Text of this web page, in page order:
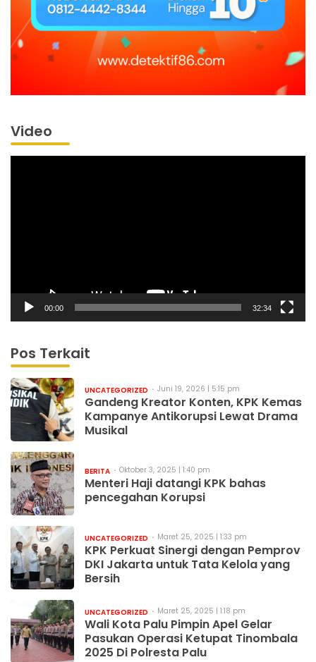
Video
00:00 32:34
Pos Terkait
UNCATEGORIZED Juni 19, 2026 | 5:15 pm
Gandeng Kreator Konten, KPK Kemas
Kampanye Antikorupsi Lewat Drama
Musikal
BERITA Oktober 3, 2025 | 1:40 pm
Menteri Haji datangi KPK bahas
pencegahan Korupsi
UNCATEGORIZED Maret 25, 2025 | 1:33 pm
KPK Perkuat Sinergi dengan Pemprov
DKI Jakarta untuk Tata Kelola yang
Bersih
UNCATEGORIZED Maret 25, 2025 | 1:18 pm
Wali Kota Palu Pimpin Apel Gelar
Pasukan Operasi Ketupat Tinombala
2025 Di Polresta Palu